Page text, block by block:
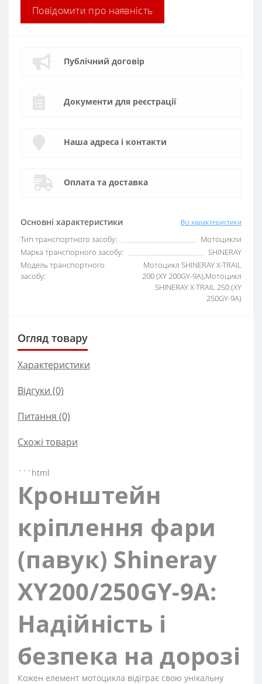
Повідомити про наявність
Основні характеристики Всі характеристики
Тип транспортного засобу:
Мотоцикли
Марка транспорного засобу:
SHINERAY
Модель транспортного
засобу:
Мотоцикл SHINERAY X-TRAIL
200 (XY 200GY-9A),Мотоцикл
SHINERAY X-TRAIL 250 (XY
250GY-9A)
Публічний договір
Документи для реєстрації
Наша адреса і контакти
Оплата та доставка
Огляд товару
Характеристики
Відгуки (0)
Питання (0)
Схожі товари
```html
Кронштейн
кріплення фари
(павук) Shineray
XY200/250GY-9A:
Надійність і
безпека на дорозі
Кожен елемент мотоцикла відіграє свою унікальну